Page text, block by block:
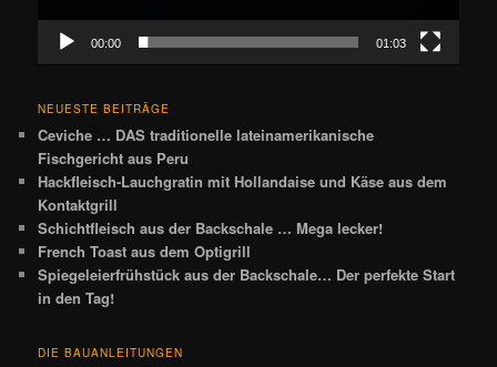
00:00 01:03
NEUESTE BEITRÄGE
Ceviche … DAS traditionelle lateinamerikanische
Fischgericht aus Peru
Hackfleisch-Lauchgratin mit Hollandaise und Käse aus dem
Kontaktgrill
Schichtfleisch aus der Backschale … Mega lecker!
French Toast aus dem Optigrill
Spiegeleierfrühstück aus der Backschale… Der perfekte Start
in den Tag!
DIE BAUANLEITUNGEN